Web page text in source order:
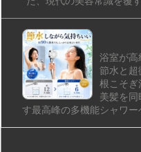
浴室が高
節水と超
根こそぎ
美髪を
す最高峰の多機能シャワー